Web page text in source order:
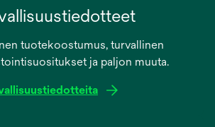
tuotekoostumus, turvallinen
ja paljon muuta.